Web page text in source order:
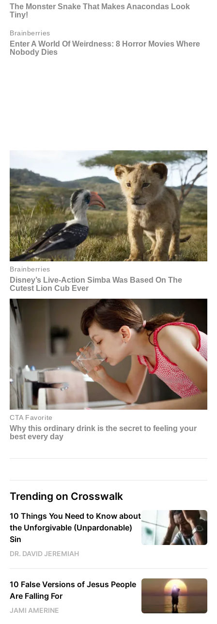
Trending on Crosswalk
10 Things You Need to Know about
the Unforgivable (Unpardonable)
Sin
DR. DAVID JEREMIAH
10 False Versions of Jesus People
Are Falling For
JAMI AMERINE